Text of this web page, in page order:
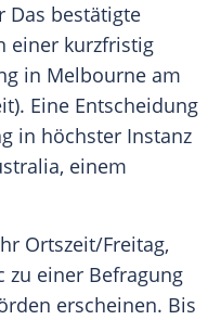
Das bestätigte
einer kurzfristig
in Melbourne am
Eine Entscheidung
in höchster Instanz
, einem
Ortszeit/Freitag,
zu einer Befragung
erscheinen. Bis